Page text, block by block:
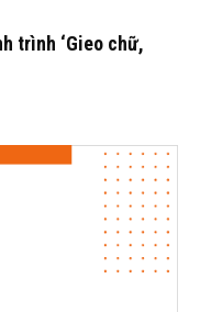
trình ‘Gieo chữ,